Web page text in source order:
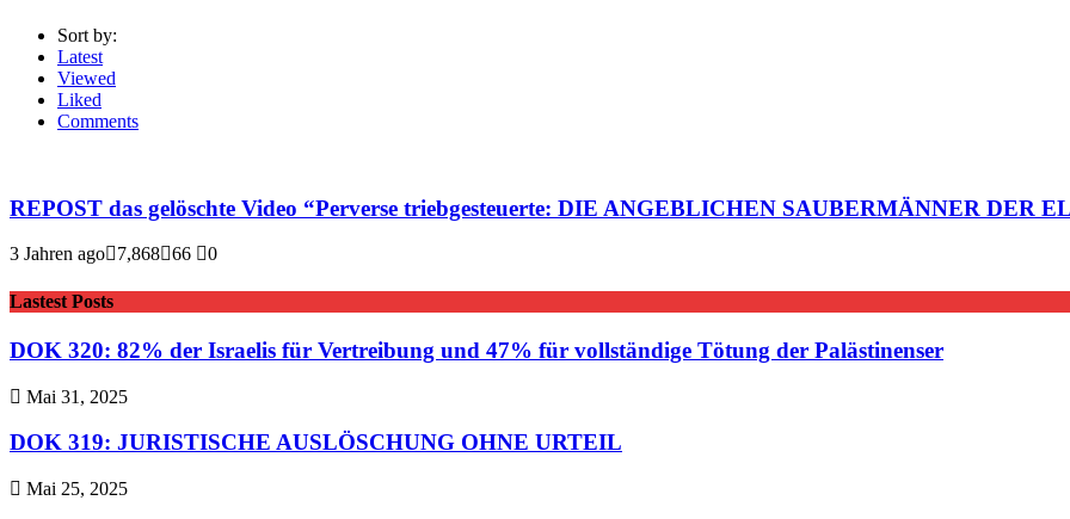
Sort by:
Latest
Viewed
Liked
Comments
REPOST das gelöschte Video “Perverse triebgesteuerte: DIE ANGEBLICHEN SAUBERMÄNNER DER
3 Jahren ago 7,868 66 0
Lastest Posts
DOK 320: 82% der Israelis für Vertreibung und 47% für vollständige Tötung der Palästinenser
Mai 31, 2025
DOK 319: JURISTISCHE AUSLÖSCHUNG OHNE URTEIL
Mai 25, 2025